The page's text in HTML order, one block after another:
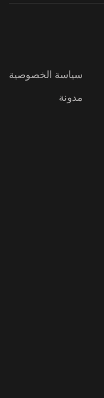
سياسة الخصوصية
مدونة